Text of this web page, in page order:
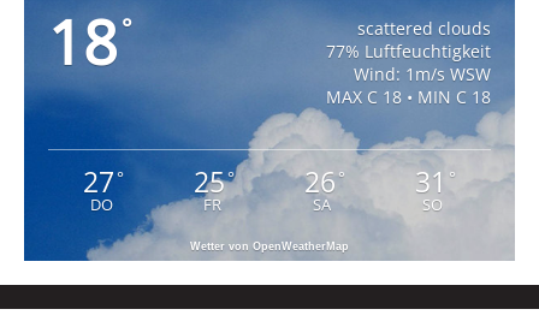
18°
scattered clouds
77% Luftfeuchtigkeit
Wind: 1m/s WSW
MAX C 18 • MIN C 18
27°
DO
25°
FR
26°
SA
31 °
SO
Wetter von OpenWeatherMap